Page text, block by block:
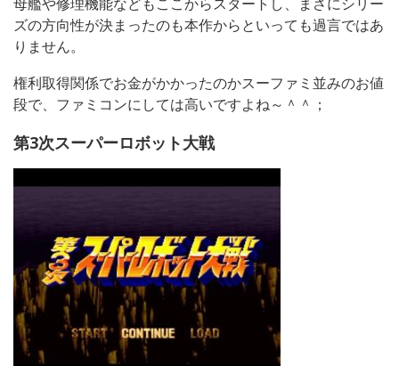
母艦や修理機能などもここからスタートし、まさにシリー
ズの方向性が決まったのも本作からといっても過言ではあ
りません。
権利取得関係でお金がかかったのかスーファミ並みのお値
段で、ファミコンにしては高いですよね～＾＾；
第3次スーパーロボット大戦